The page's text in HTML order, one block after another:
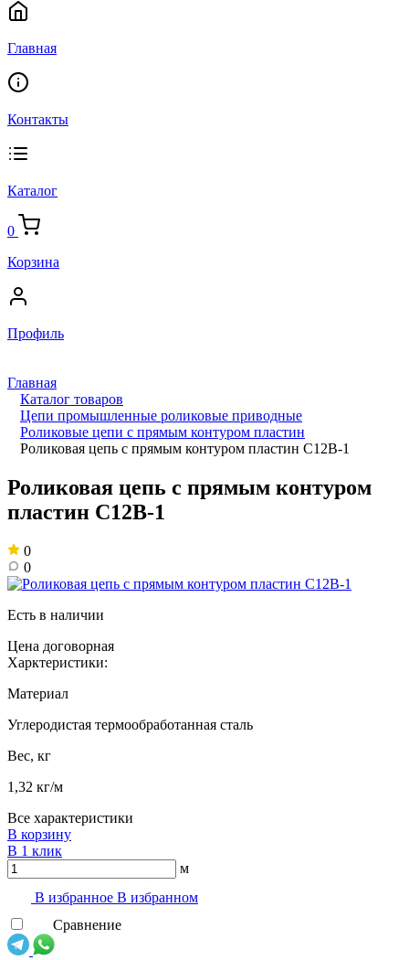
Главная
Контакты
Каталог
0
Корзина
Профиль
Главная
Каталог товаров
Цепи промышленные роликовые приводные
Роликовые цепи с прямым контуром пластин
Роликовая цепь с прямым контуром пластин C12B-1
Роликовая цепь с прямым контуром
пластин C12B-1
0
0
Есть в наличии
Цена договорная
Харктеристики:
Материал
Углеродистая термообработанная сталь
Вес, кг
1,32 кг/м
Все характеристики
В корзину
В 1 клик
м
В избранноe В избранном
Сравнение